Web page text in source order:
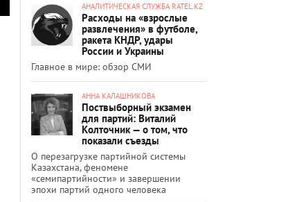
АНАЛИТИЧЕСКАЯ СЛУЖБА RATEL.KZ
Расходы на «взрослые
развлечения» в футболе,
ракета КНДР, удары
России и Украины
Главное в мире: обзор СМИ
АННА КАЛАШНИКОВА
Поствыборный экзамен
для партий: Виталий
Колточник — о том, что
показали съезды
О перезагрузке партийной системы
Казахстана, феномене
«семипартийности» и завершении
эпохи партий одного человека